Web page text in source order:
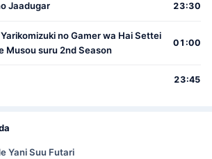
Jaadugar 23:30
no Gamer wa Hai Settei
Musou suru 2nd Season
01:00
23:45
Yani Suu Futari